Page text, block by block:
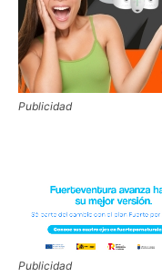
Publicidad
Publicidad